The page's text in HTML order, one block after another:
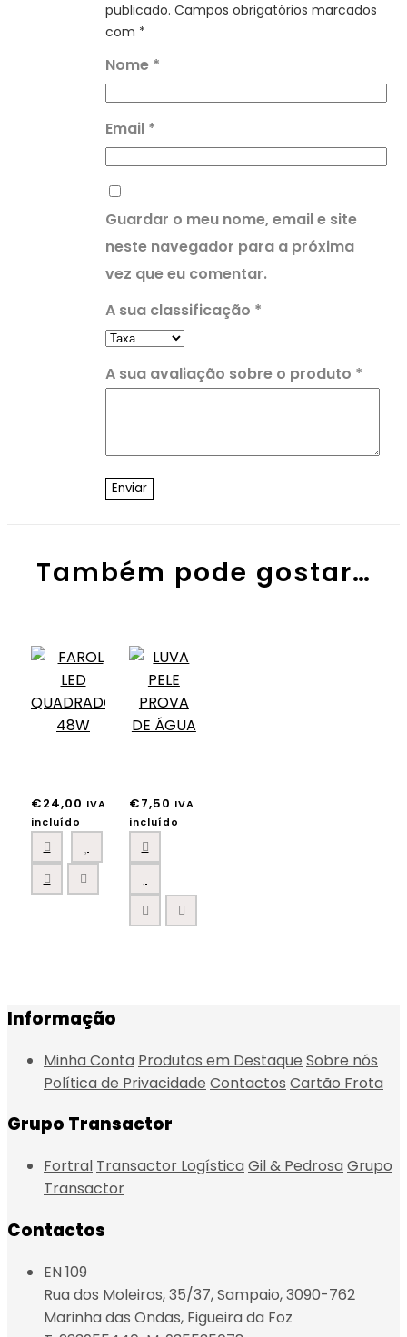
publicado. Campos obrigatórios marcados
com *
Nome *
Email *
Guardar o meu nome, email e site
neste navegador para a próxima
vez que eu comentar.
A sua classificação *
A sua avaliação sobre o produto *
Também pode gostar…
€24,00 IVA
incluído
€7,50 IVA
incluído
multiple
variants.
on
the
page
Informação
Minha Conta Produtos em Destaque Sobre nós
Política de Privacidade Contactos Cartão Frota
Grupo Transactor
Fortral Transactor LogísticaGil & PedrosaGrupo
Transactor
Contactos
EN 109
Rua dos Moleiros, 35/37, Sampaio, 3090-762
Marinha das Ondas, Figueira da Foz